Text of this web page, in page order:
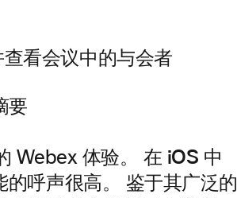
看会议中的与会者
要
Webex 体验。 在 iOS 中
呼声很高。 鉴于其广泛的